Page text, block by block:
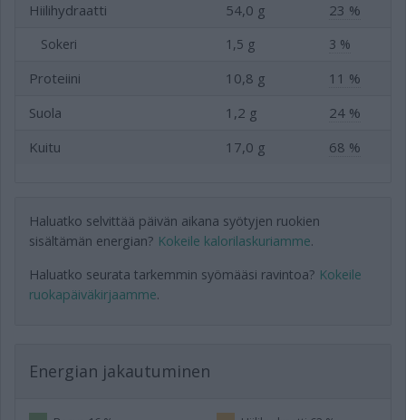
Hiilihydraatti 54,0 g 23 %
Sokeri 1,5 g 3 %
Proteiini 10,8 g
11 %
Suola
1,2 g
24 %
Kuitu
17,0 g 68 %
Haluatko selvittää päivän aikana syötyjen ruokien
sisältämän energian? Kokeile kalorilaskuriamme.
Haluatko seurata tarkemmin syömääsi ravintoa? Kokeile
ruokapäiväkirjaamme.
Energian jakautuminen